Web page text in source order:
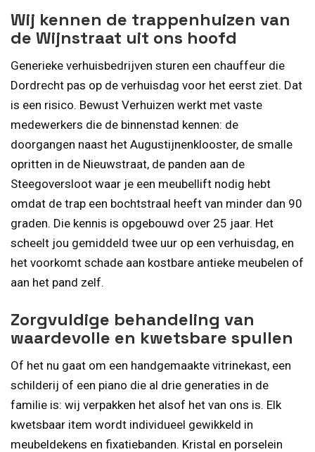
Wij kennen de trappenhuizen van
de Wijnstraat uit ons hoofd
Generieke verhuisbedrijven sturen een chauffeur die
Dordrecht pas op de verhuisdag voor het eerst ziet. Dat
is een risico. Bewust Verhuizen werkt met vaste
medewerkers die de binnenstad kennen: de
doorgangen naast het Augustijnenklooster, de smalle
opritten in de Nieuwstraat, de panden aan de
Steegoversloot waar je een meubellift nodig hebt
omdat de trap een bochtstraal heeft van minder dan 90
graden. Die kennis is opgebouwd over 25 jaar. Het
scheelt jou gemiddeld twee uur op een verhuis­dag, en
het voorkomt schade aan kostbare antieke meubelen of
aan het pand zelf.
Zorgvuldige behandeling van
waardevolle en kwetsbare spullen
Of het nu gaat om een handgemaakte vitrinekast, een
schilderij of een piano die al drie generaties in de
familie is: wij verpakken het alsof het van ons is. Elk
kwetsbaar item wordt individueel gewikkeld in
meubeldekens en fixatiebanden. Kristal en porselein